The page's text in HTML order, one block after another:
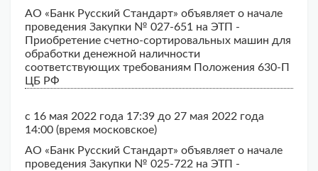
АО «Банк Русский Стандарт» объявляет о начале
проведения Закупки № 027-651 на ЭТП -
Приобретение счетно-сортировальных машин для
обработки денежной наличности
соответствующих требованиям Положения 630-П
ЦБ РФ
с 16 мая 2022 года 17:39 до 27 мая 2022 года
14:00 (время московское)
АО «Банк Русский Стандарт» объявляет о начале
проведения Закупки № 025-722 на ЭТП -